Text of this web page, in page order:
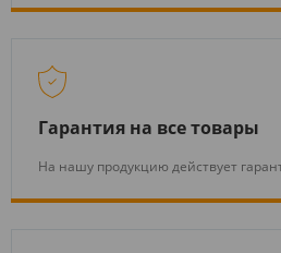
Гарантия на все товары
На нашу продукцию действует